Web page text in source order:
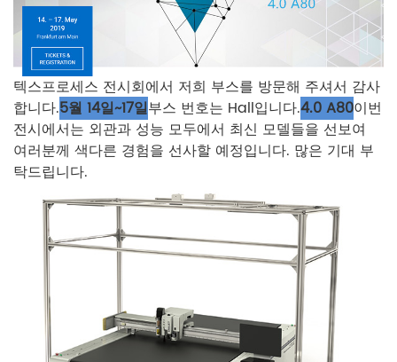
텍스프로세스 전시회에서 저희 부스를 방문해 주셔서 감사
합니다.5월 14일~17일부스 번호는 Hall입니다.4.0 A80이번
전시에서는 외관과 성능 모두에서 최신 모델들을 선보여
여러분께 색다른 경험을 선사할 예정입니다. 많은 기대 부
탁드립니다.